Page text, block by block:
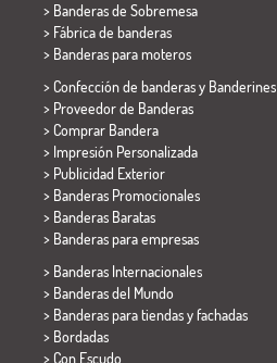
> Banderas de Sobremesa
> Fábrica de banderas
> Banderas para moteros
> Confección de banderas y Banderines
> Proveedor de Banderas
> Comprar Bandera
> Impresión Personalizada
> Publicidad Exterior
> Banderas Promocionales
> Banderas Baratas
> Banderas para empresas
> Banderas Internacionales
> Banderas del Mundo
> Banderas para tiendas y fachadas
> Bordadas
> Con Escudo